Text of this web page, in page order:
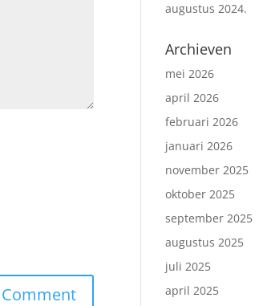
augustus 2024.
Archieven
mei 2026
april 2026
februari 2026
januari 2026
november 2025
oktober 2025
september 2025
augustus 2025
juli 2025
april 2025